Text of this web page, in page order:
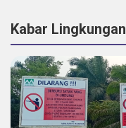
Kabar Lingkungan